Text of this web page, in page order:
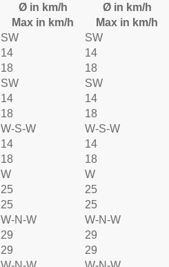
Ø in km/h
Max in km/h
Ø in km/h
Max in km/h
SW
14
18
SW
14
18
SW
14
18
SW
14
18
W-S-W
14
18
W-S-W
14
18
W
25
25
W
25
25
W-N-W
29
29
W-N-W
29
29